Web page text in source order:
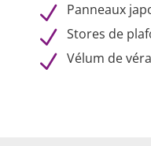
N Panneaux
N Stores de
N Vélum de